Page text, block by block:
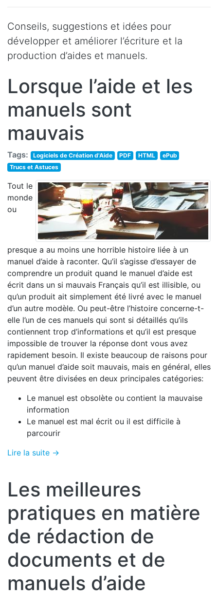
Conseils, suggestions et idées pour
développer et améliorer l’écriture et la
production d’aides et manuels.
Lorsque l’aide et les
manuels sont
mauvais
Tags: Logiciels de Création d'Aide PDF HTML
ePub
Trucs et Astuces
Tout le
monde
ou
presque a au moins une horrible histoire liée à un
manuel d’aide à raconter. Qu’il s’agisse d’essayer de
comprendre un produit quand le manuel d’aide est
écrit dans un si mauvais Français qu’il est illisible, ou
qu’un produit ait simplement été livré avec le manuel
d’un autre modèle. Ou peut-être l’histoire concerne-t-
elle l’un de ces manuels qui sont si détaillés qu’ils
contiennent trop d’informations et qu’il est presque
impossible de trouver la réponse dont vous avez
rapidement besoin. Il existe beaucoup de raisons pour
qu’un manuel d’aide soit mauvais, mais en général, elles
peuvent être divisées en deux principales catégories:
Le manuel est obsolète ou contient la mauvaise
information
Le manuel est mal écrit ou il est difficile à
parcourir
Lire la suite →
Les meilleures
pratiques en matière
de rédaction de
documents et de
manuels d’aide